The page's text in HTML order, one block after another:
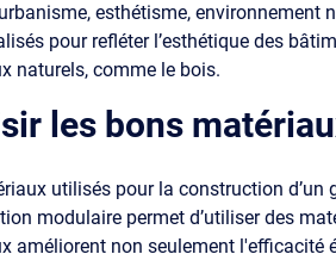
esthétisme, environnement
pour refléter l’esthétique des
naturels, comme le bois.
les bons
utilisés pour la construction
modulaire permet d’utiliser des
améliorent non seulement l'efficacité